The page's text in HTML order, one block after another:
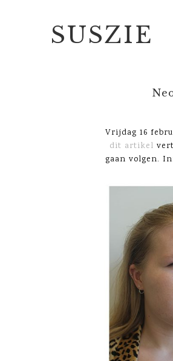
SUSZIE
Vrijdag 16
dit artikel
gaan volgen.